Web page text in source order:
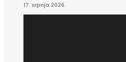
17. srpnja 2026.